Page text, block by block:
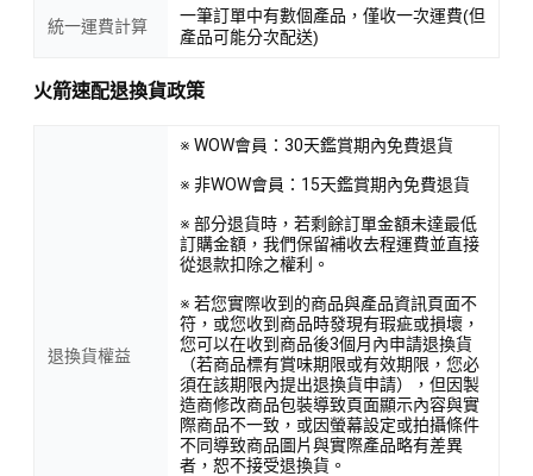
統一運費計算
一筆訂單中有數個產品，僅收一次運費(但
產品可能分次配送)
火箭速配退換貨政策
退換貨權益
※ WOW會員：30天鑑賞期內免費退貨
※ 非WOW會員：15天鑑賞期內免費退貨
※ 部分退貨時，若剩餘訂單金額未達最低
訂購金額，我們保留補收去程運費並直接
從退款扣除之權利。
※ 若您實際收到的商品與產品資訊頁面不
符，或您收到商品時發現有瑕疵或損壞，
您可以在收到商品後3個月內申請退換貨
（若商品標有賞味期限或有效期限，您必
須在該期限內提出退換貨申請），但因製
造商修改商品包裝導致頁面顯示內容與實
際商品不一致，或因螢幕設定或拍攝條件
不同導致商品圖片與實際產品略有差異
者，恕不接受退換貨。